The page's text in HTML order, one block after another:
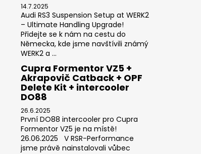
14.7.2025
Audi RS3 Suspension Setup at WERK2
– Ultimate Handling Upgrade!
Přidejte se k nám na cestu do
Německa, kde jsme navštívili známý
WERK2 a ...
Cupra Formentor VZ5 +
Akrapovič Catback + OPF
Delete Kit + intercooler
DO88
26.6.2025
První DO88 intercooler pro Cupra
Formentor VZ5 je na místě!
26.06.2025 V RSR-Performance
jsme právě nainstalovali vůbec